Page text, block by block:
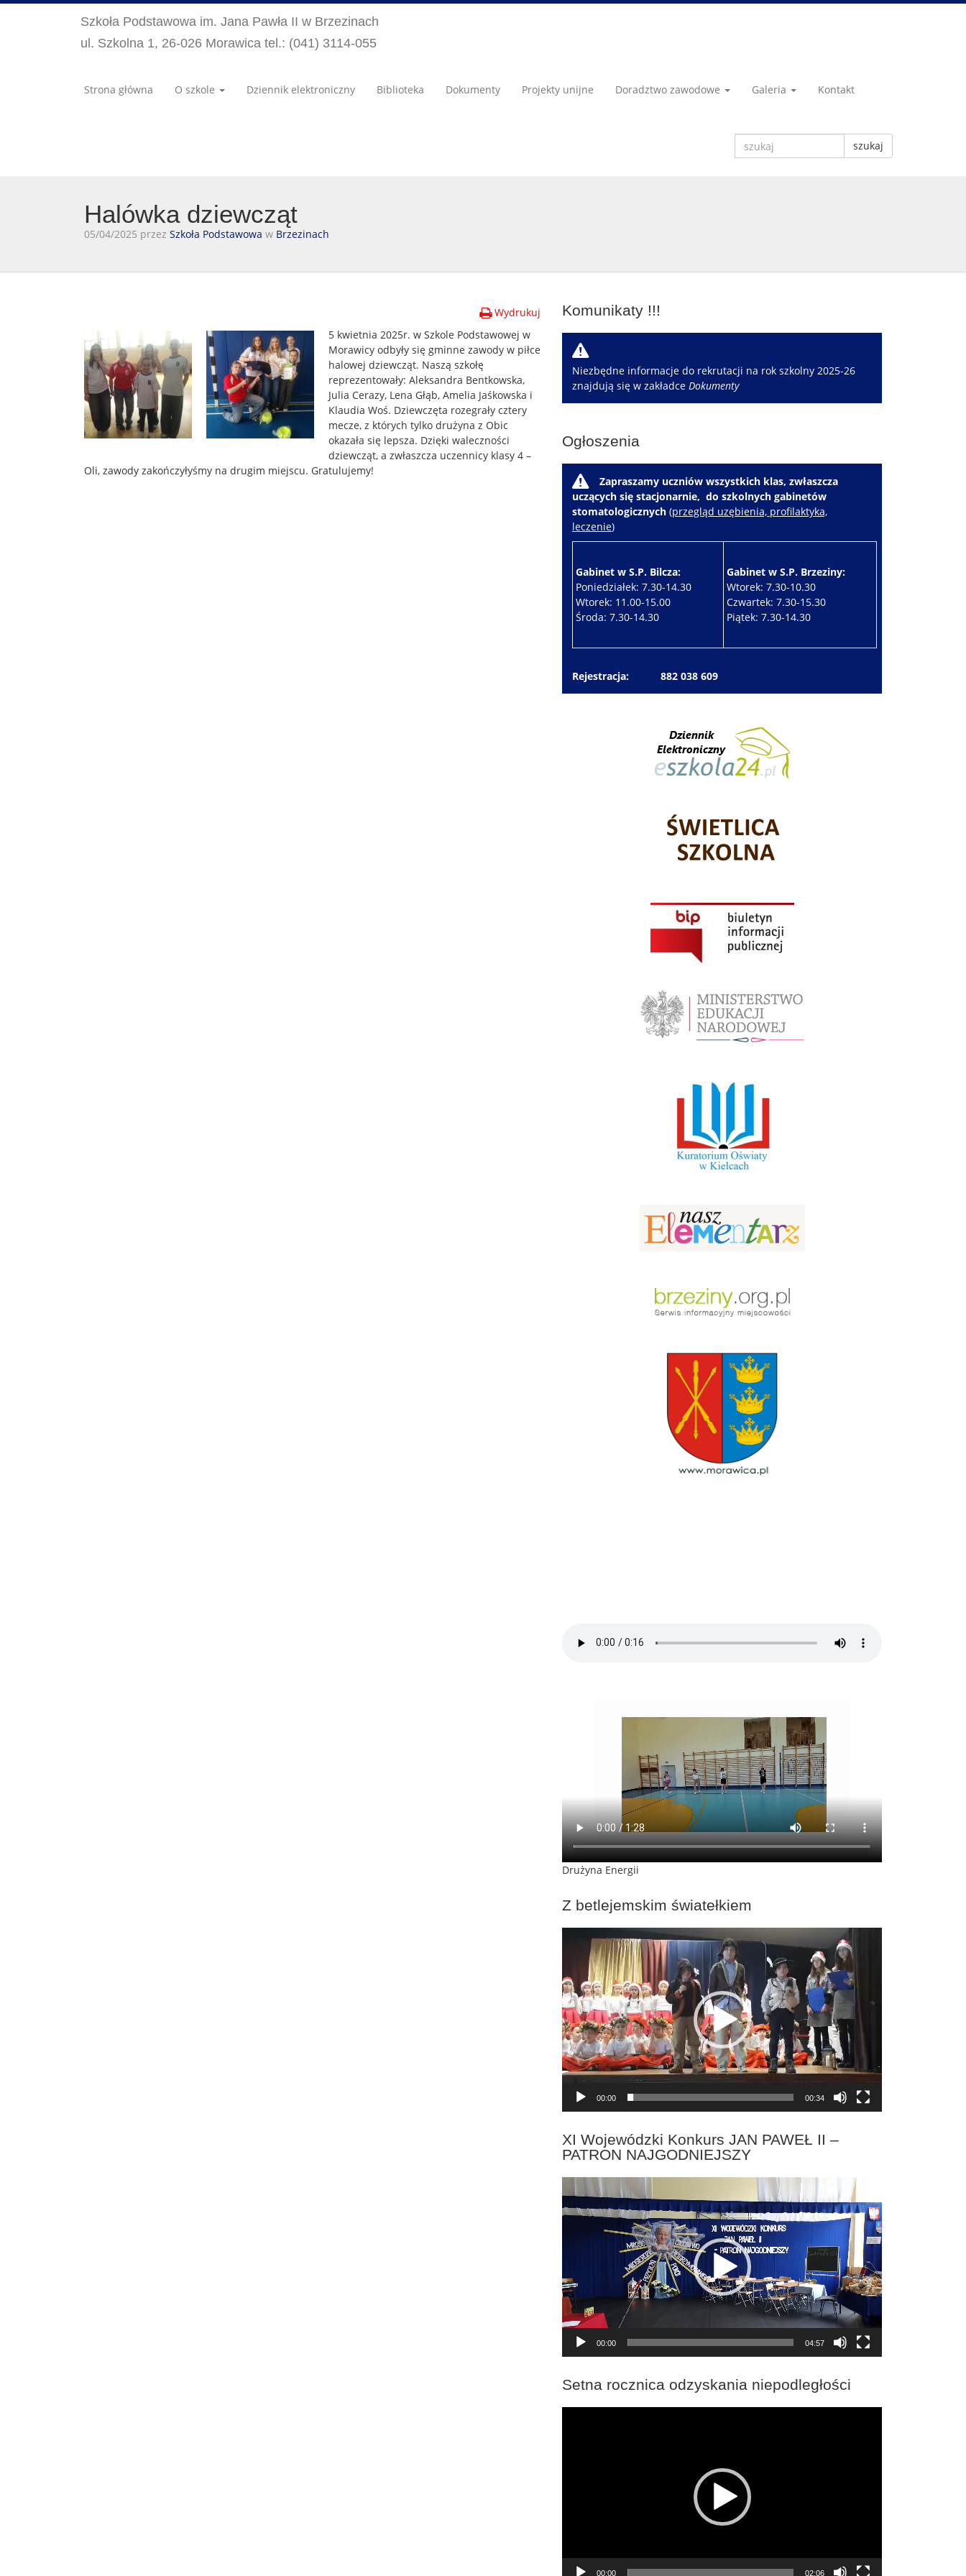
Szkoła Podstawowa im. Jana Pawła II w Brzezinach
ul. Szkolna 1, 26-026 Morawica tel.: (041) 3114-055
Strona główna O szkole Dziennik elektroniczny Biblioteka Dokumenty Projekty unijne Doradztwo zawodowe Galeria Kontakt
szukaj
Halówka dziewcząt
05/04/2025 przez Szkoła Podstawowa w Brzezinach
Wydrukuj
5 kwietnia 2025r. w Szkole Podstawowej w
Morawicy odbyły się gminne zawody w piłce
halowej dziewcząt. Naszą szkołę
reprezentowały: Aleksandra Bentkowska,
Julia Cerazy, Lena Głąb, Amelia Jaśkowska i
Klaudia Woś. Dziewczęta rozegrały cztery
mecze, z których tylko drużyna z Obic
okazała się lepsza. Dzięki waleczności
dziewcząt, a zwłaszcza uczennicy klasy 4 –
Oli, zawody zakończyłyśmy na drugim miejscu. Gratulujemy!
Komunikaty !!!
W
Niezbędne informacje do rekrutacji na rok szkolny 2025-26
znajdują się w zakładce Dokumenty
Ogłoszenia
W
Zapraszamy uczniów wszystkich klas, zwłaszcza
uczących się stacjonarnie, do szkolnych gabinetów
stomatologicznych (przegląd uzębienia, profilaktyka,
leczenie)
Gabinet w S.P. Bilcza:
Poniedziałek: 7.30-14.30
Wtorek: 11.00-15.00
Środa: 7.30-14.30
Gabinet w S.P. Brzeziny:
Wtorek: 7.30-10.30
Czwartek: 7.30-15.30
Piątek: 7.30-14.30
Rejestracja: 882 038 609
Drużyna Energii
Z betlejemskim światełkiem
Odtwarzacz
00:00 00:34
XI Wojewódzki Konkurs JAN PAWEŁ II –
PATRON NAJGODNIEJSZY
Odtwarzacz
video
00:00 04:57
Setna rocznica odzyskania niepodległości
00:00 02:06